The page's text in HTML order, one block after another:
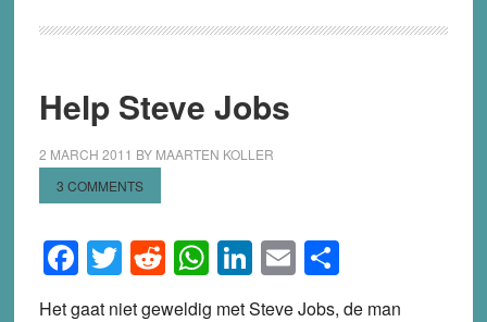
Help Steve Jobs
2 MARCH 2011 BY MAARTEN KOLLER
3 COMMENTS
Facebook
Twitter
Reddit
WhatsApp
LinkedIn
EmailShare
Het gaat niet geweldig met Steve Jobs, de man